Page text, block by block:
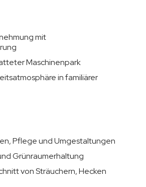
mit
Maschinenpark
in familiärer
Pflege und Umgestaltungen
Grünraumerhaltung
von Sträuchern, Hecken